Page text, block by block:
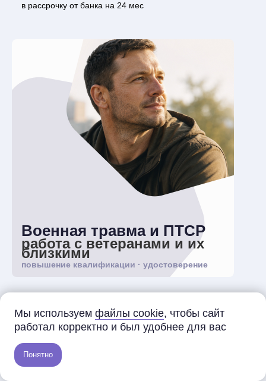
в рассрочку от банка на 24 мес
Военная травма и ПТСР
работа с ветеранами и их
близкими
повышение квалификации · удостоверение
Идёт набор
Освойте диагностику, планирование терапии и
опытом, ветеранам и их близким.
Мы используем файлы cookie, чтобы сайт
работал корректно и был удобнее для вас
Понятно